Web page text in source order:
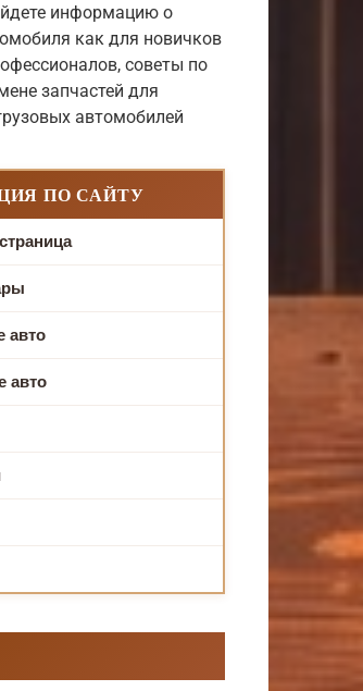
информацию о
как для новичков
советы по
запчастей для
автомобилей
ПО САЙТУ
авто
авто